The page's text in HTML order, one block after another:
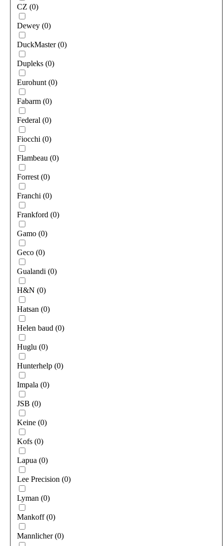
CZ (0)
Dewey (0)
DuckMaster (0)
Dupleks (0)
Eurohunt (0)
Fabarm (0)
Federal (0)
Fiocchi (0)
Flambeau (0)
Forrest (0)
Franchi (0)
Frankford (0)
Gamo (0)
Geco (0)
Gualandi (0)
H&N (0)
Hatsan (0)
Helen baud (0)
Huglu (0)
Hunterhelp (0)
Impala (0)
JSB (0)
Keine (0)
Kofs (0)
Lapua (0)
Lee Precision (0)
Lyman (0)
Mankoff (0)
Mannlicher (0)